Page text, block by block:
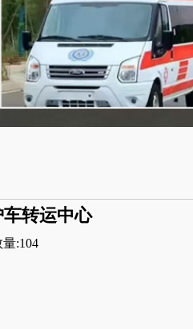
转运中心
:104